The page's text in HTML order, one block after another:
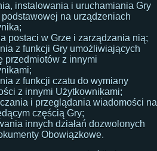
instalowania i uruchamiania Gry
na urządzeniach
postaci w Grze i zarządzania nią;
z funkcji Gry umożliwiających
przedmiotów z innymi
z funkcji czatu do wymiany
z innymi Użytkownikami;
i przeglądania wiadomości na
częścią Gry;
innych działań dozwolonych
Obowiązkowe.